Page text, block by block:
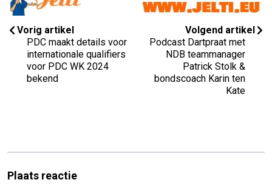
Vorig artikel
PDC maakt details voor
internationale qualifiers
voor PDC WK 2024
bekend
Volgend artikel
Podcast Dartpraat met
NDB teammanager
Patrick Stolk &
bondscoach Karin ten
Kate
Plaats reactie